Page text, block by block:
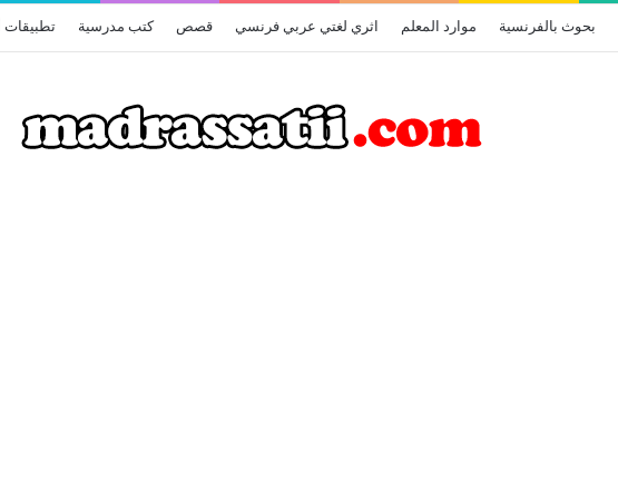
بحوث بالفرنسية موارد المعلم اثري لغتي عربي فرنسي قصص كتب مدرسية تطبيقات